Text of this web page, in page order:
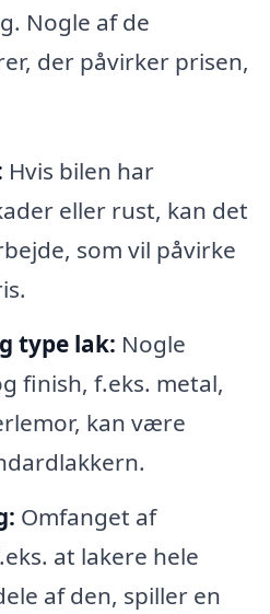
Nogle af de
der påvirker prisen,
Hvis bilen har
eller rust, kan det
som vil påvirke
type lak: Nogle
finish, f.eks. metal,
kan være
Omfanget af
at lakere hele
af den, spiller en